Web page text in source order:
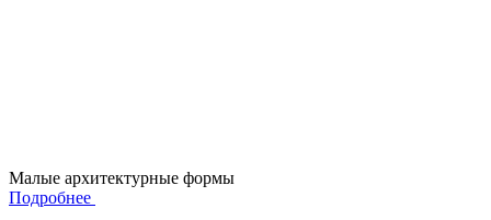
Малые архитектурные формы
Подробнее